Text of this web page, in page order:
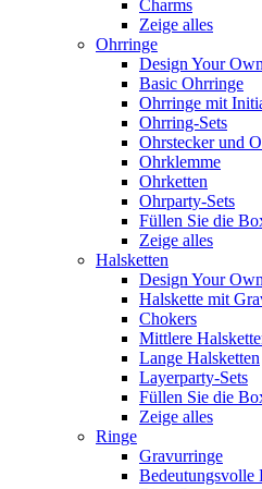
Charms
Zeige alles
Ohrringe
Design Your
Basic Ohrringe
Ohrringe mit
Ohrring-Sets
Ohrstecker und
Ohrklemme
Ohrketten
Ohrparty-Sets
Füllen Sie die
Zeige alles
Halsketten
Design Your
Halskette mit
Chokers
Mittlere
Lange Halsketten
Layerparty-Sets
Füllen Sie die
Zeige alles
Ringe
Gravurringe
Bedeutungsvolle